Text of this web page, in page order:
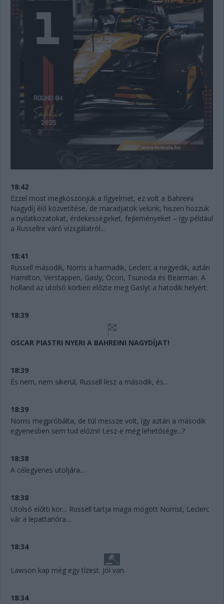
18:42
Ezzel most megköszönjük a figyelmet, ez volt a Bahreini
Nagydíj élő közvetítése, de maradjatok velünk, hiszen hozzuk
a nyilatkozatokat, érdekességeket, fejleményeket – így például
a Russellre váró vizsgálatról...
18:41
Russell második, Norris a harmadik, Leclerc a negyedik, aztán
Hamilton, Verstappen, Gasly, Ocon, Tsunoda és Bearman. A
holland az utolsó körben előzte meg Gaslyt a hatodik helyért.
18:39
OSCAR PIASTRI NYERI A BAHREINI NAGYDÍJAT!
18:39
És nem, nem sikerül, Russell lesz a második, és...
18:39
Norris megpróbálta, de túl messze volt, így aztán a második
egyenesben sem tud előzni! Lesz-e még lehetősége...?
18:38
A célegyenes utoljára...
18:38
Utolsó előtti kör... Russell tartja maga mögött Norrist, Leclerc
vár a lepattanóra...
18:34
Lawson kap még egy tízest. Jól van.
18:34